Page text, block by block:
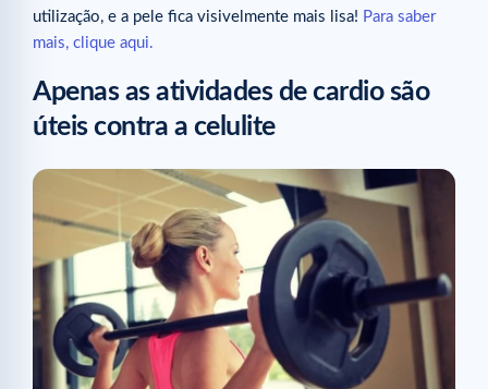
utilização, e a pele fica visivelmente mais lisa! Para saber
mais, clique aqui.
Apenas as atividades de cardio são
úteis contra a celulite